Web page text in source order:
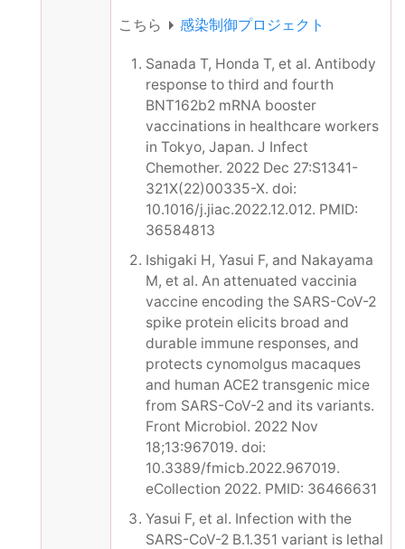
こちら 感染制御プロジェクト
Sanada T, Honda T, et al. Antibody
response to third and fourth
BNT162b2 mRNA booster
vaccinations in healthcare workers
in Tokyo, Japan. J Infect
Chemother. 2022 Dec 27:S1341-
321X(22)00335-X. doi:
10.1016/j.jiac.2022.12.012. PMID:
36584813
Ishigaki H, Yasui F, and Nakayama
M, et al. An attenuated vaccinia
vaccine encoding the SARS-CoV-2
spike protein elicits broad and
durable immune responses, and
protects cynomolgus macaques
and human ACE2 transgenic mice
from SARS-CoV-2 and its variants.
Front Microbiol. 2022 Nov
18;13:967019. doi:
10.3389/fmicb.2022.967019.
eCollection 2022. PMID: 36466631
Yasui F, et al. Infection with the
SARS-CoV-2 B.1.351 variant is lethal